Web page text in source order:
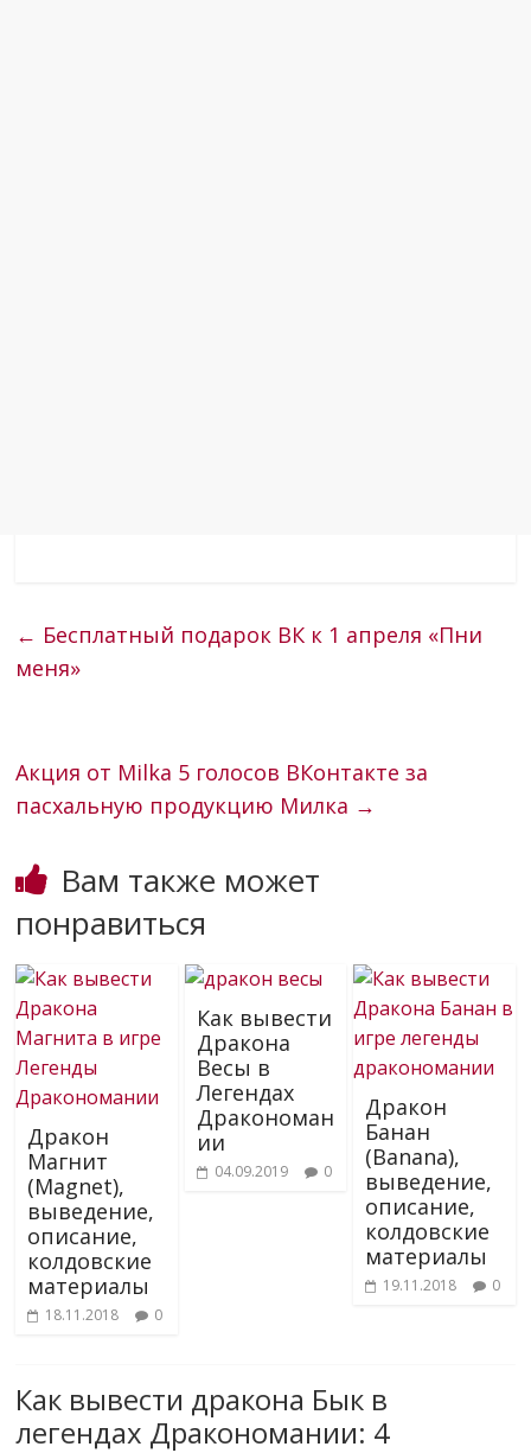
← Бесплатный подарок ВК к 1 апреля «Пни
меня»
Акция от Milka 5 голосов ВКонтакте за
пасхальную продукцию Милка →
Вам также может
понравиться
Дракон
Магнит
(Magnet),
выведение,
описание,
колдовские
материалы
18.11.2018 0
Как вывести
Дракона
Весы в
Легендах
Дракономан
ии
04.09.2019 0
Дракон
Банан
(Banana),
выведение,
описание,
колдовские
материалы
19.11.2018 0
Как вывести дракона Бык в
легендах Дракономании: 4